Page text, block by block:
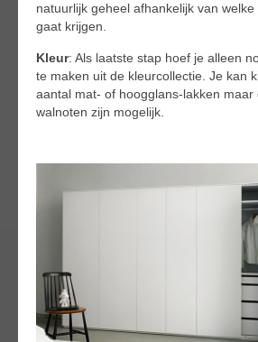
natuurlijk geheel afhankelijk van
gaat krijgen.
Kleur: Als laatste stap hoef je alleen
te maken uit de kleurcollectie. Je kan
aantal mat- of hoogglans-lakken maar
walnoten zijn mogelijk.